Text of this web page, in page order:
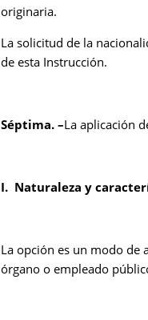
originaria.
La solicitud de la
de esta Instrucción.
Séptima. –La aplicación
I. Naturaleza y
La opción es un modo de
órgano o empleado